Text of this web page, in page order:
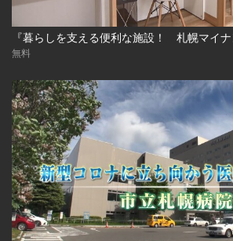
無料